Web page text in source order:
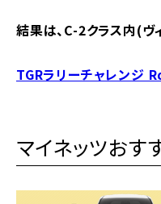
結果は、C-2クラス内(ヴ
TGRラリーチャレンジ
マイネッツおす